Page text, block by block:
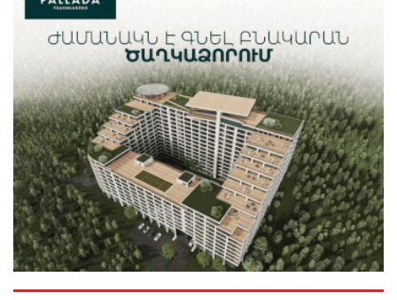
Ucom Supports the Installation of a 15 kW Solar Power
Plant at the Vayk Sports School
15 days ago
New Financial Skills at the Davidbek Games:
Idram&IDBank
16 days ago
CashIn Services at AraratBank ATMs: Fast, Simple, and
Secure
18 days ago